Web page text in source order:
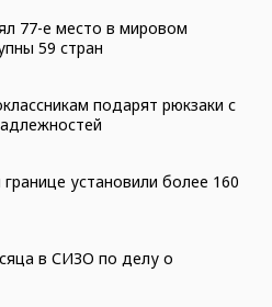
77-е место в мировом
59 стран
подарят рюкзаки с
установили более 160
в СИЗО по делу о